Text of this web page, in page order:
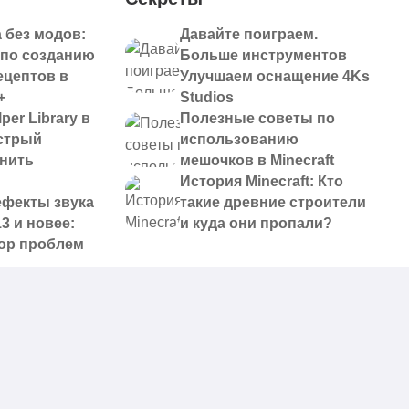
без модов:
созданию
в
Library в
звука
и новее:
проблем
Давайте поиграем.
Больше инструментов
Улучшаем оснащение 4Ks
Studios
Полезные советы по
использованию
мешочков в Minecraft
История Minecraft: Кто
такие древние строители
и куда они пропали?